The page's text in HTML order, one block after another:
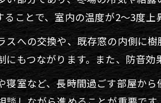
省エネ・防寒を
実例でわかる大分県
大分県のリフォ
木の家に適した
窓リフォーム施
ことで、室内の温度が2～3度
への交換や、既存窓の内側に
もつながります。また、防音
寝室など、長時間過ごす部屋か
お問い
お問い